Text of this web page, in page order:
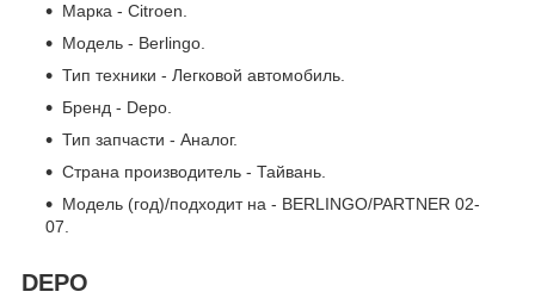
Марка - Citroen.
Модель - Berlingo.
Тип техники - Легковой автомобиль.
Бренд - Depo.
Тип запчасти - Аналог.
Страна производитель - Тайвань.
Модель (год)/подходит на - BERLINGO/PARTNER 02-
07.
DEPO